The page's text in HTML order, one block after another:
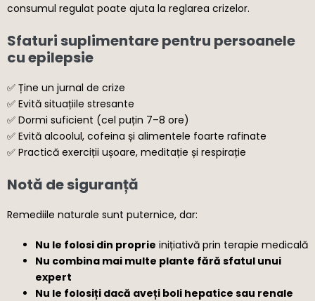
consumul regulat poate ajuta la reglarea crizelor.
Sfaturi suplimentare pentru persoanele
cu epilepsie
✅ Ține un jurnal de crize
✅ Evită situațiile stresante
✅ Dormi suficient (cel puțin 7–8 ore)
✅ Evită alcoolul, cofeina și alimentele foarte rafinate
✅ Practică exerciții ușoare, meditație și respirație
Notă de siguranță
Remediile naturale sunt puternice, dar:
Nu le folosi din proprie inițiativă prin terapie medicală
Nu combina mai multe plante fără sfatul unui
expert
Nu le folosiți dacă aveți boli hepatice sau renale